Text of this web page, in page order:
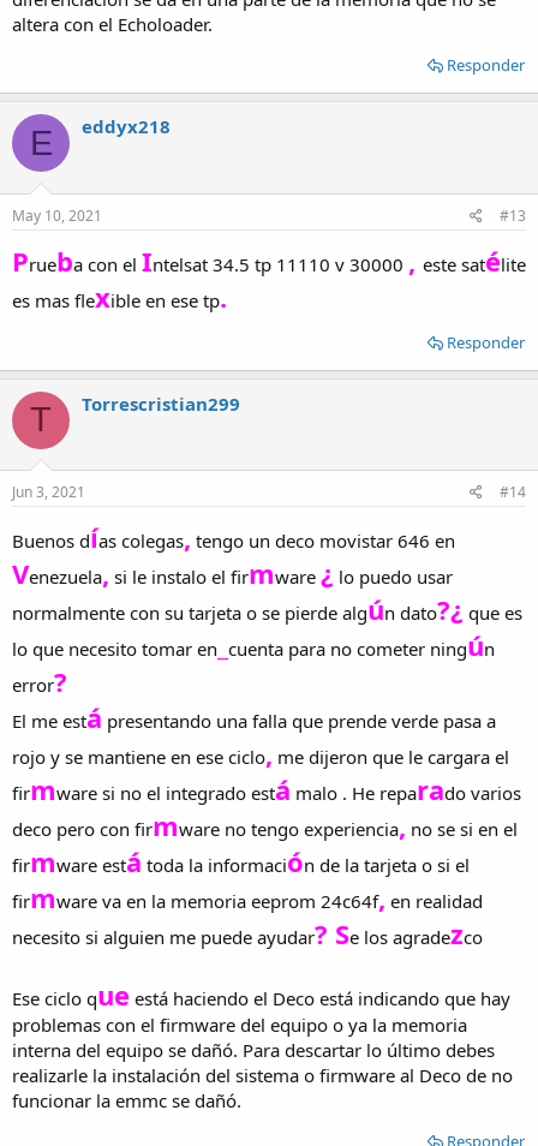
altera con el Echoloader.
Responder
E eddyx218
May 10, 2021 #13
Prueba con el Intelsat 34.5 tp 11110 v 30000 , este satélite
es mas flexible en ese tp.
Responder
T Torrescristian299
Jun 3, 2021 #14
Buenos días colegas, tengo un deco movistar 646 en
Venezuela, si le instalo el firmware ¿ lo puedo usar
normalmente con su tarjeta o se pierde algún dato?¿ que es
lo que necesito tomar en cuenta para no cometer ningún
error?
El me está presentando una falla que prende verde pasa a
rojo y se mantiene en ese ciclo, me dijeron que le cargara el
firmware si no el integrado está malo . He reparado varios
deco pero con firmware no tengo experiencia, no se si en el
firmware está toda la información de la tarjeta o si el
firmware va en la memoria eeprom 24c64f, en realidad
necesito si alguien me puede ayudar? Se los agradezco
Ese ciclo que está haciendo el Deco está indicando que hay
problemas con el firmware del equipo o ya la memoria
interna del equipo se dañó. Para descartar lo último debes
realizarle la instalación del sistema o firmware al Deco de no
funcionar la emmc se dañó.
Responder